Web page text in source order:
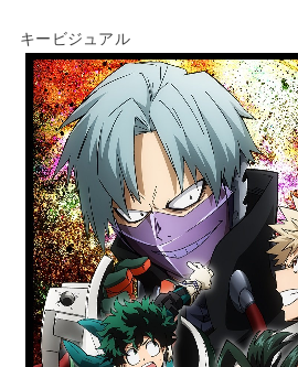
キービジュアル